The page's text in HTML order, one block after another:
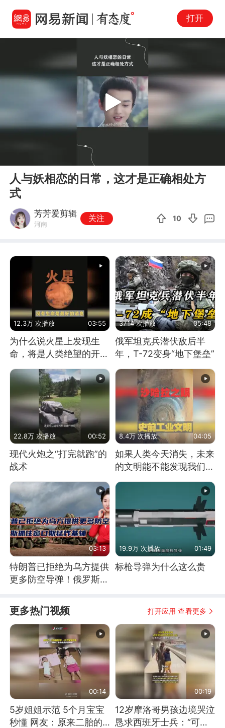
打开
Play
人与妖相恋的日常，这才是正确相处方
式
芳芳爱剪辑
河南
关注 10
12.3万 次播放 03:55
为什么说火星上发现生
命，将是人类绝望的开
始？
3714 次播放 05:48
俄军坦克兵潜伏敌后半
年，T-72变身“地下堡垒”
22.8万 次播放 00:52
现代火炮之“打完就跑”的
战术
8.4万 次播放 04:05
如果人类今天消失，未来
的文明能不能发现我们存
03:13
特朗普已拒绝为乌方提供
更多防空导弹！俄罗斯抓
19.9万 次播放 01:49
标枪导弹为什么这么贵
更多热门视频 打开应用 查看更多
00:14
5岁姐姐示范 5个月宝宝
秒懂 网友：原来二胎的
00:19
12岁摩洛哥男孩边境哭泣
恳求西班牙士兵：“可不